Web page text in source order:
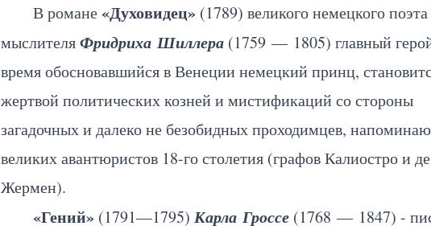
В романе«Духовидец» (1789) великого немецкого
мыслителяФридриха Шиллера (1759 — 1805) главный
время обосновавшийся в Венеции немецкий принц,
жертвой политических козней и мистификаций со стороны
загадочных и далеко не безобидных проходимцев,
великих авантюристов 18-го столетия (графов Калиостро и
Жермен).
«Гений» (1791—1795) Карла Гроссе (1768 — 1847) -